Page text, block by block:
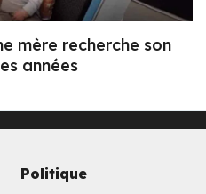
mère recherche son
années
Politique